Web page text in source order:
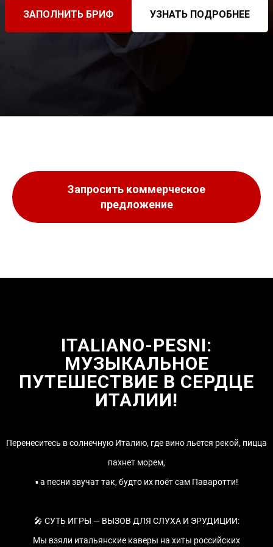
ЗАПОЛНИТЬ БРИФ УЗНАТЬ ПОДРОБНЕЕ
Запросить коммерческое
предложение
ITALIANO-PESNI:
МУЗЫКАЛЬНОЕ
ПУТЕШЕСТВИЕ В СЕРДЦЕ
ИТАЛИИ!
Перенеситесь в солнечную Италию, где вино льется рекой, пицца
пахнет морем,
▪️ а песни звучат так, будто их поёт сам Паваротти!
🎤 СУТЬ ИГРЫ — ВЫЗОВ ДЛЯ СЛУХА И ЭРУДИЦИИ:
Мы взяли итальянские каверы на хиты российских